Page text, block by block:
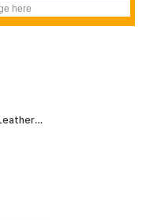
디올 남성 가죽 자켓 - Dior Mens Leather Jacket - dic16664x